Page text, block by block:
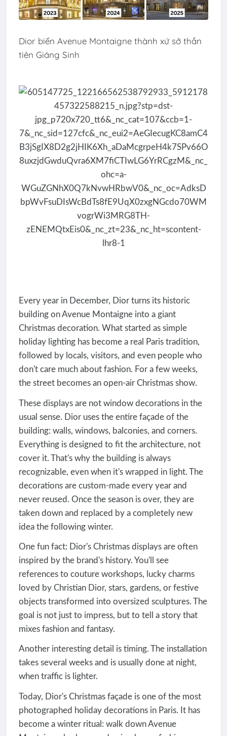
Dior biến Avenue Montaigne thành xứ sở thần
tiên Giáng Sinh
Every year in December, Dior turns its historic
building on Avenue Montaigne into a giant
Christmas decoration. What started as simple
holiday lighting has become a real Paris tradition,
followed by locals, visitors, and even people who
don't care much about fashion. For a few weeks,
the street becomes an open-air Christmas show.
These displays are not window decorations in the
usual sense. Dior uses the entire façade of the
building: walls, windows, balconies, and corners.
Everything is designed to fit the architecture, not
cover it. That's why the building is always
recognizable, even when it's wrapped in light. The
decorations are custom-made every year and
never reused. Once the season is over, they are
taken down and replaced by a completely new
idea the following winter.
One fun fact: Dior's Christmas displays are often
inspired by the brand's history. You'll see
references to couture workshops, lucky charms
loved by Christian Dior, stars, gardens, or festive
objects transformed into oversized sculptures. The
goal is not just to impress, but to tell a story that
mixes fashion and fantasy.
Another interesting detail is timing. The installation
takes several weeks and is usually done at night,
when traffic is lighter.
Today, Dior's Christmas façade is one of the most
photographed holiday decorations in Paris. It has
become a winter ritual: walk down Avenue